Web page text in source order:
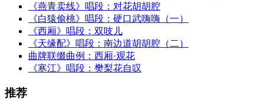
《燕青卖线》唱段：对花胡胡腔
《白猿偷桃》唱段：硬口武嗨嗨（一）
《西厢》唱段：双吱儿
《天缘配》唱段：南边道胡胡腔（二）
曲牌联缀曲例：西厢·观花
《寒江》唱段：樊梨花自叹
推荐